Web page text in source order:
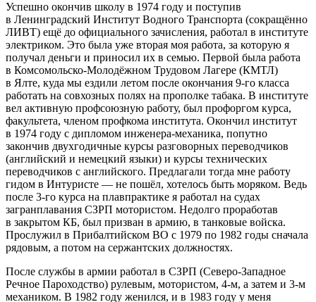
Успешно окончив школу в 1974 году и поступив
в Ленинградский Институт Водного Транспорта (сокращённо
ЛИВТ) ещё до официального зачисления, работал в институте
электриком. Это была уже вторая моя работа, за которую я
получал деньги и приносил их в семью. Первой была работа
в Комсомольско-Молодёжном Трудовом Лагере (КМТЛ)
в Ялте, куда мы ездили летом после окончания 9-го класса
работать на совхозных полях на прополке табака. В институте
вел активную профсоюзную работу, был профоргом курса,
факультета, членом профкома института. Окончил институт
в 1974 году с дипломом инженера-механика, попутно
закончив двухгодичные курсы разговорных переводчиков
(английский и немецкий языки) и курсы технических
переводчиков с английского. Предлагали тогда мне работу
гидом в Интуристе — не пошёл, хотелось быть моряком. Ведь
после 3-го курса на плавпрактике я работал на судах
загранплавания СЗРП мотористом. Недолго проработав
в закрытом КБ, был призван в армию, в танковые войска.
Прослужил в Прибалтийском ВО с 1979 по 1982 годы сначала
рядовым, а потом на сержантских должностях.
После службы в армии работал в СЗРП (Северо-Западное
Речное Пароходство) рулевым, мотористом, 4-м, а затем и 3-м
механиком. В 1982 году женился, и в 1983 году у меня